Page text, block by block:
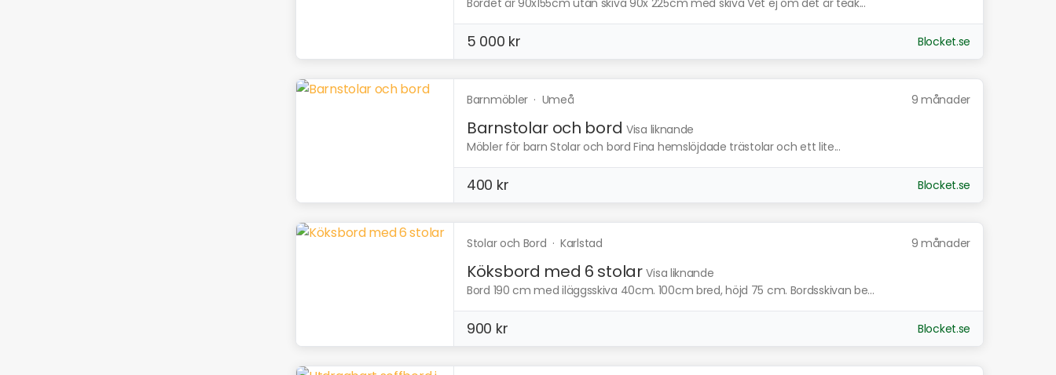
Bordet är 90x155cm utan skiva 90x 225cm med skiva Vet ej om det är teak...
5 000 kr Blocket.se
Barnmöbler · Umeå 9 månader
Barnstolar och bord Visa liknande
Möbler för barn Stolar och bord Fina hemslöjdade trästolar och ett lite...
400 kr Blocket.se
Stolar och Bord · Karlstad 9 månader
Köksbord med 6 stolar Visa liknande
Bord 190 cm med iläggsskiva 40cm. 100cm bred, höjd 75 cm. Bordsskivan be...
900 kr Blocket.se